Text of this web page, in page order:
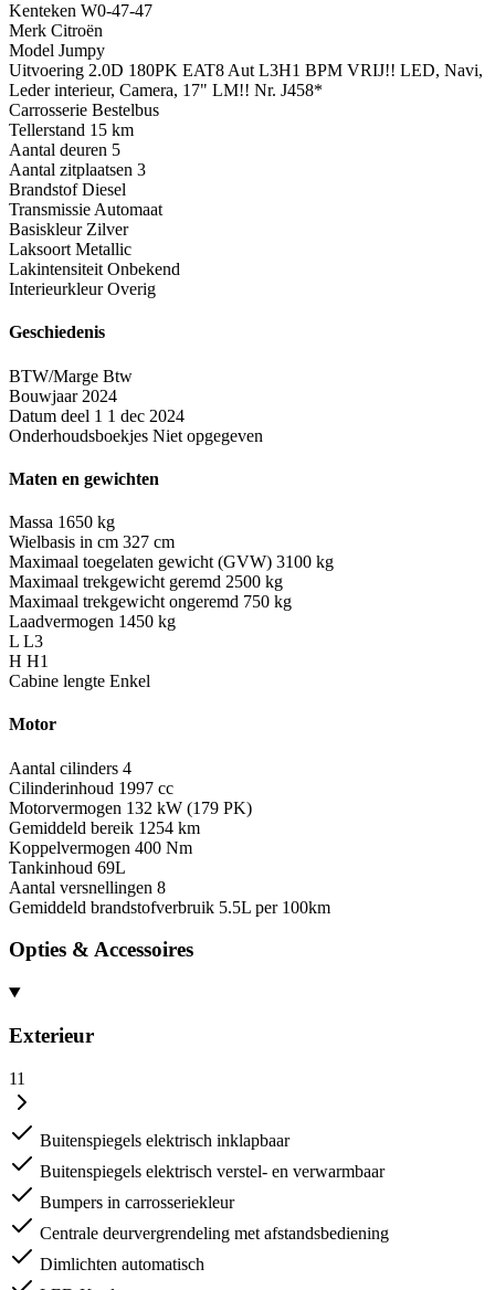
Kenteken W0-47-47
Merk Citroën
Model Jumpy
Uitvoering 2.0D 180PK EAT8 Aut L3H1 BPM VRIJ!! LED, Navi,
Leder interieur, Camera, 17" LM!! Nr. J458*
Carrosserie Bestelbus
Tellerstand 15 km
Aantal deuren 5
Aantal zitplaatsen 3
Brandstof Diesel
Transmissie Automaat
Basiskleur Zilver
Laksoort Metallic
Lakintensiteit Onbekend
Interieurkleur Overig
Geschiedenis
BTW/Marge Btw
Bouwjaar 2024
Datum deel 1 1 dec 2024
Onderhoudsboekjes Niet opgegeven
Maten en gewichten
Massa 1650 kg
Wielbasis in cm 327 cm
Maximaal toegelaten gewicht (GVW) 3100 kg
Maximaal trekgewicht geremd 2500 kg
Maximaal trekgewicht ongeremd 750 kg
Laadvermogen 1450 kg
L L3
H H1
Cabine lengte Enkel
Motor
Aantal cilinders 4
Cilinderinhoud 1997 cc
Motorvermogen 132 kW (179 PK)
Gemiddeld bereik 1254 km
Koppelvermogen 400 Nm
Tankinhoud 69L
Aantal versnellingen 8
Gemiddeld brandstofverbruik 5.5L per 100km
Opties & Accessoires
Exterieur
11
Buitenspiegels elektrisch inklapbaar
Buitenspiegels elektrisch verstel- en verwarmbaar
Bumpers in carrosseriekleur
Centrale deurvergrendeling met afstandsbediening
Dimlichten automatisch